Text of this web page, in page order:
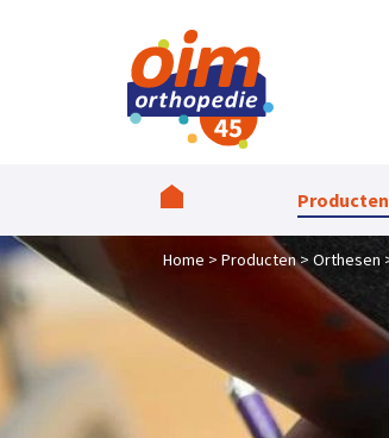
Producten
Home Producten Orthesen